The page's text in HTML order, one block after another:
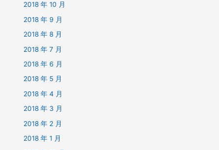
2018 年 10 月
2018 年 9 月
2018 年 8 月
2018 年 7 月
2018 年 6 月
2018 年 5 月
2018 年 4 月
2018 年 3 月
2018 年 2 月
2018 年 1 月